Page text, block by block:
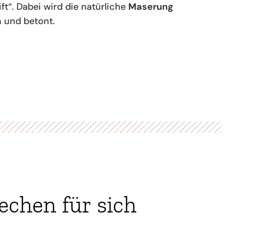
Dabei wird die natürliche Maserung
und betont.
für sich